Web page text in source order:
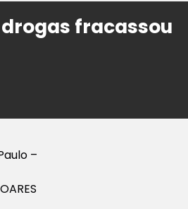
fracassou
–